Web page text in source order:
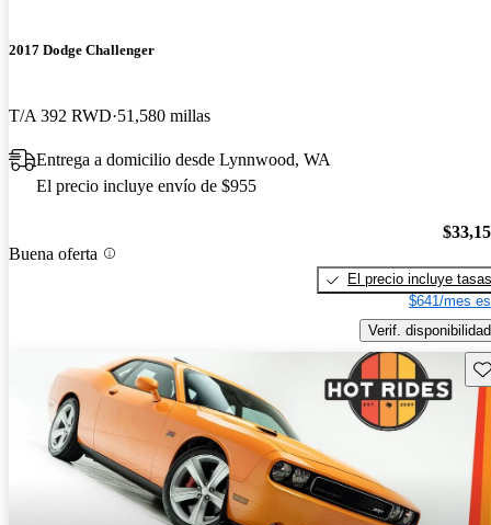
2017 Dodge Challenger
T/A 392 RWD 51,580 millas
Entrega a domicilio desde Lynnwood, WA
El precio incluye envío de $955
Buena oferta
El precio incluye tasas
$641/mes
Verif. disponibilidad